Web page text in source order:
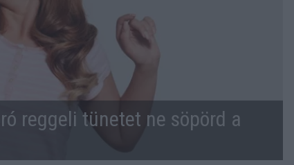
reggeli tünetet ne söpörd a